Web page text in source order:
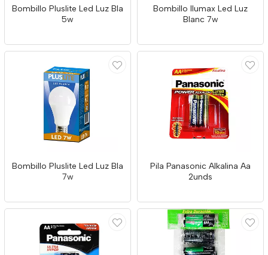
Bombillo Pluslite Led Luz Bla
5w
Bombillo Ilumax Led Luz
Blanc 7w
Bombillo Pluslite Led Luz Bla
7w
Pila Panasonic Alkalina Aa
2unds